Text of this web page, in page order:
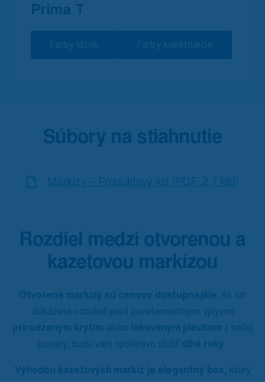
Prima T
Farby látok Farby konštrukcie
Súbory na stiahnutie
Markízy – Produktový list (PDF, 2,7 MB)
Rozdiel medzi otvorenou a
kazetovou markízou
Otvorené markízy sú cenovo dostupnejšie. Ak ich
dokážete ochrániť pred poveternostnými vplyvmi
prirodzeným krytím alebo lakovaným plechom z našej
ponuky, budú vám spoľahlivo slúžiť dlhé roky.
Výhodou kazetových markíz je elegantný box, ktorý